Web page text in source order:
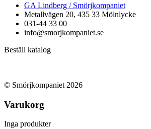
GA Lindberg / Smörjkompaniet
Metallvägen 20, 435 33 Mölnlycke
031-44 33 00
info@smorjkompaniet.se
Beställ katalog
© Smörjkompaniet 2026
Varukorg
Inga produkter